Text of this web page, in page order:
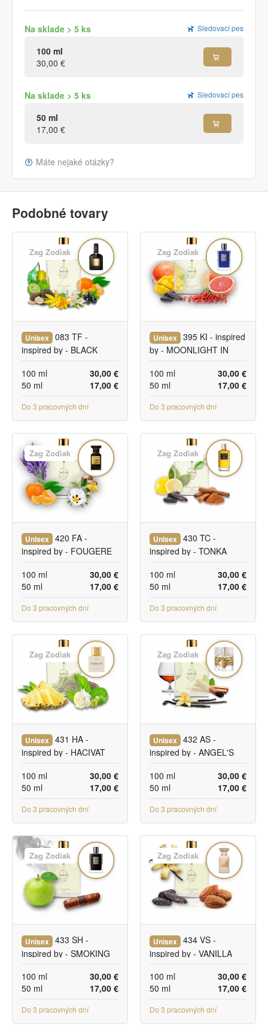
Sledovací pes
Na sklade > 5 ks
100 ml
30,00 €
Sledovací pes
Na sklade > 5 ks
50 ml
17,00 €
Máte nejaké otázky?
Podobné tovary
Zag Zodiak
Unisex
083 TF -
inspired by - BLACK
ORCHID
30,00 €
100 ml
17,00 €
50 ml
Do 3 pracovných dní
Zag Zodiak
Unisex
395 KI - inspired
by - MOONLIGHT IN
HEAVEN
30,00 €
100 ml
17,00 €
50 ml
Do 3 pracovných dní
Zag Zodiak
Unisex
420 FA -
inspired by - FOUGERE
D'ARGENT
30,00 €
100 ml
17,00 €
50 ml
Do 3 pracovných dní
Zag Zodiak
Unisex
430 TC -
inspired by - TONKA
COLA
30,00 €
100 ml
17,00 €
50 ml
Do 3 pracovných dní
Zag Zodiak
Unisex
431 HA -
inspired by - HACIVAT
30,00 €
100 ml
17,00 €
50 ml
Do 3 pracovných dní
Zag Zodiak
Unisex
432 AS -
inspired by - ANGEL'S
SHARE
30,00 €
100 ml
17,00 €
50 ml
Do 3 pracovných dní
Zag Zodiak
Unisex
433 SH -
inspired by - SMOKING
HOT
30,00 €
100 ml
17,00 €
50 ml
Do 3 pracovných dní
Zag Zodiak
Unisex
434 VS -
inspired by - VANILLA
SEX
30,00 €
100 ml
17,00 €
50 ml
Do 3 pracovných dní